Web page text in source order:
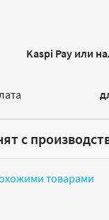
Kaspi Pay или
с
товарами